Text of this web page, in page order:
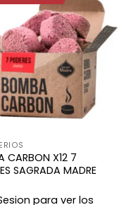
Añadir
a la
lista de
deseos
CARBON X12 7
SAGRADA MADRE
para ver los